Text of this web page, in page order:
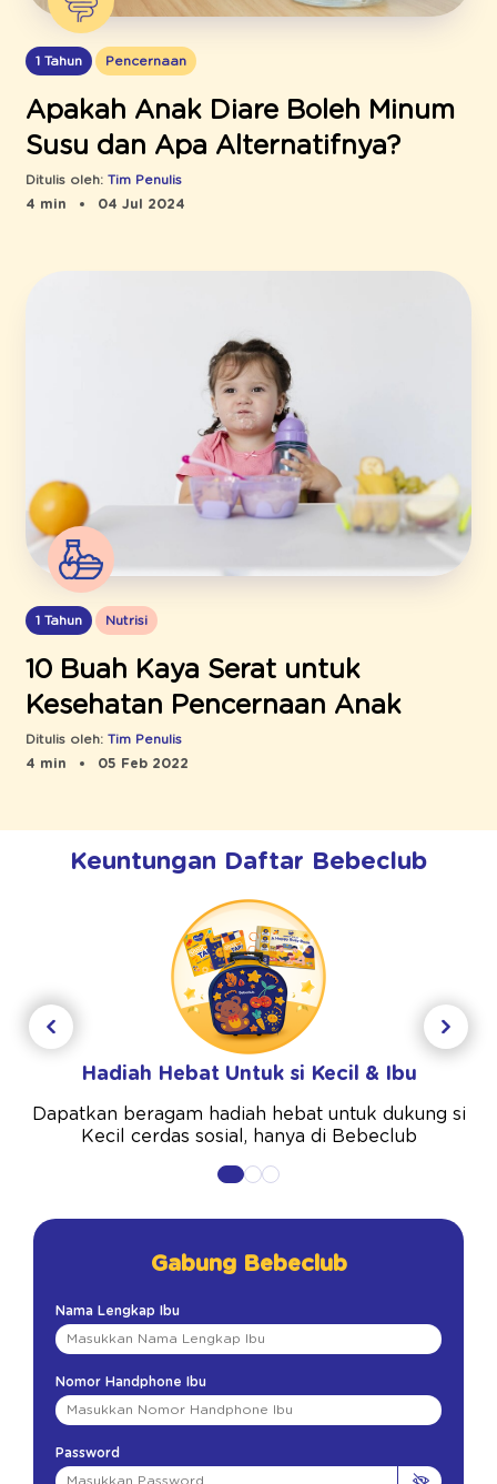
1 Tahun Pencernaan
Apakah Anak Diare Boleh Minum
Susu dan Apa Alternatifnya?
Ditulis oleh: Tim Penulis
4 min
04 Jul 2024
1 Tahun Nutrisi
10 Buah Kaya Serat untuk
Kesehatan Pencernaan Anak
Ditulis oleh: Tim Penulis
4 min
05 Feb 2022
Keuntungan Daftar Bebeclub
Hadiah Hebat Untuk si Kecil & Ibu
Dapatkan beragam hadiah hebat untuk dukung si
Kecil cerdas sosial, hanya di Bebeclub
Gabung Bebeclub
Nama Lengkap Ibu
Nomor Handphone Ibu
Password